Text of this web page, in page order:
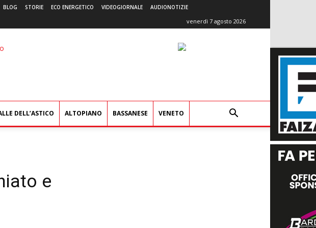
BLOG STORIE ECO ENERGETICO VIDEOGIORNALE AUDIONOTIZIE
venerdì 7 agosto 2026
DELL’ASTICO ALTOPIANO BASSANESE VENETO
e